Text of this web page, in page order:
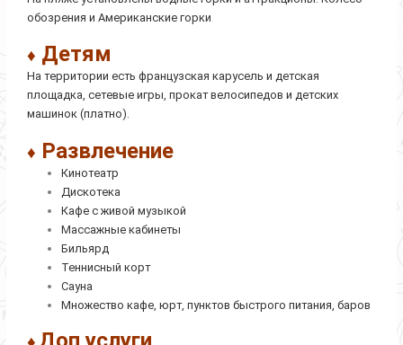
обозрения и Американские горки
♦ Детям
На территории есть французская карусель и детская
площадка, сетевые игры, прокат велосипедов и детских
машинок (платно).
♦ Развлечение
Кинотеатр
Дискотека
Кафе с живой музыкой
Массажные кабинеты
Бильярд
Теннисный корт
Сауна
Множество кафе, юрт, пунктов быстрого питания, баров